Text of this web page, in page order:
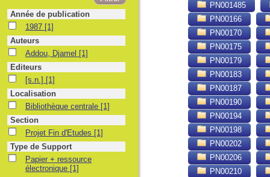
PN001485
PN00166
PN00170
PN00175
PN00179
PN00183
PN00187
PN00190
PN00194
PN00198
PN00202
PN00206
PN00210
Année de publication
1987 1987 [1]
Auteurs
Addou, Djamel
Addou, Djamel [1]
Editeurs
[s.n.][s.n.] [1]
Localisation
Bibliothèque centrale
Bibliothèque centrale [1]
Section
Projet Fin d'Etudes
Projet Fin d'Etudes [1]
Type de Support
Papier + ressource électronique
Papier + ressource
électronique [1]